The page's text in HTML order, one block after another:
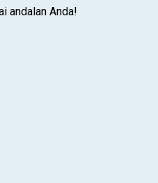
andalan Anda!